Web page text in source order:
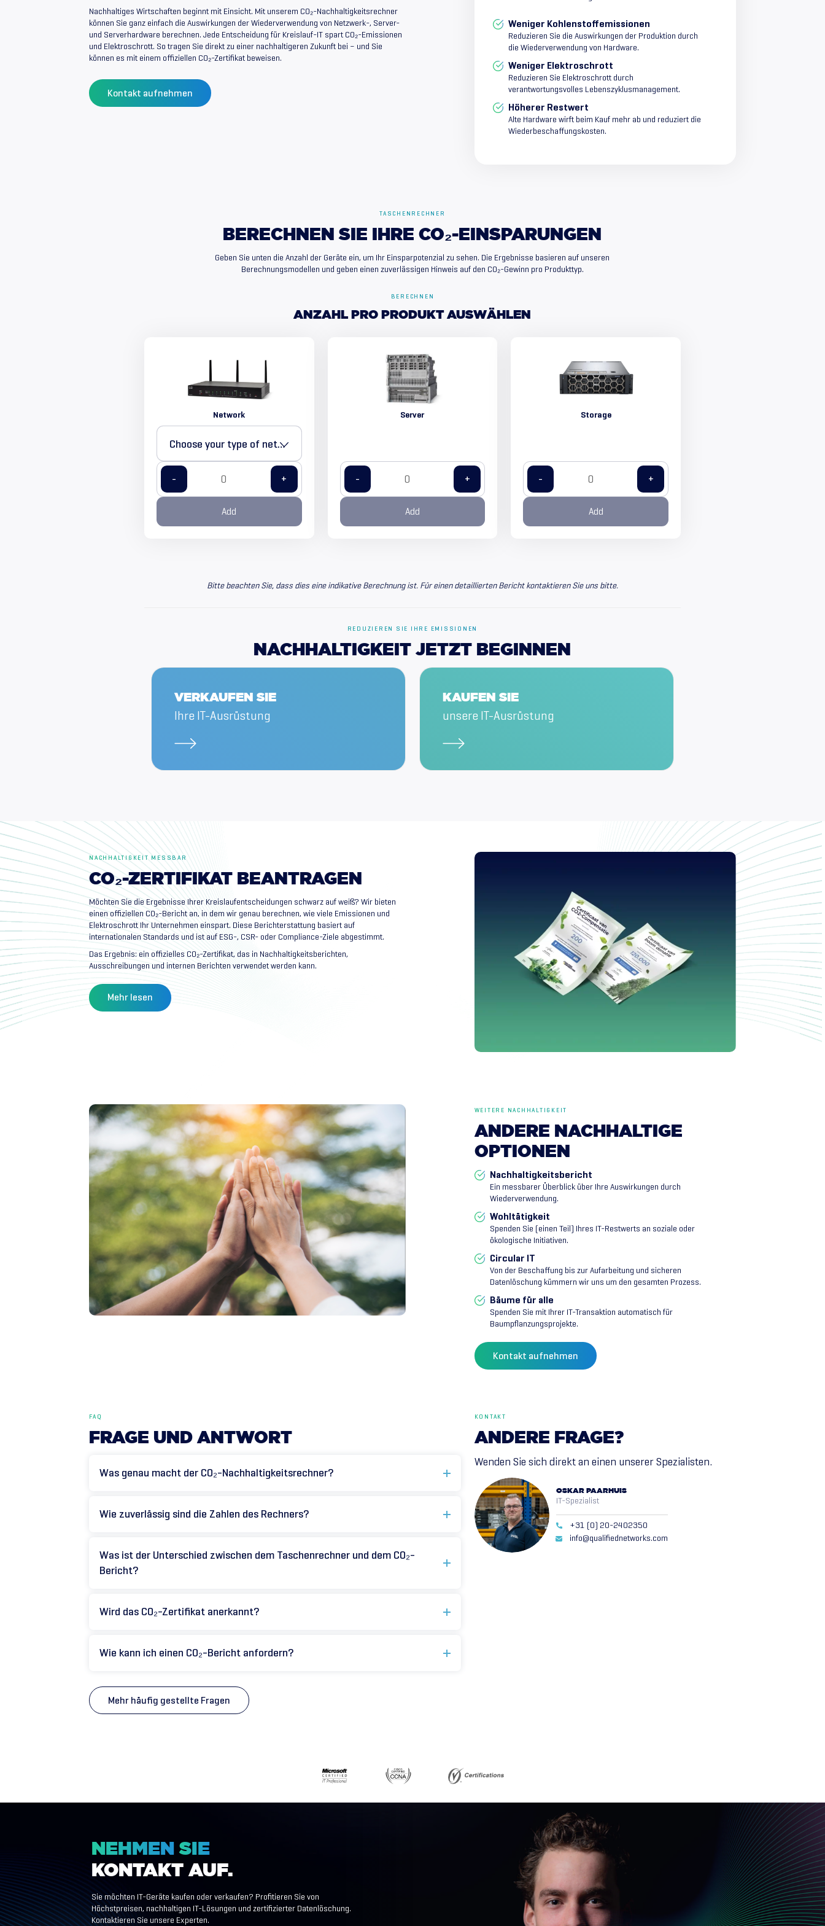
Nachhaltiges Wirtschaften beginnt mit Einsicht. Mit unserem CO₂-Nachhaltigkeitsrechner
können Sie ganz einfach die Auswirkungen der Wiederverwendung von Netzwerk-, Server-
und Serverhardware berechnen. Jede Entscheidung für Kreislauf-IT spart CO₂-Emissionen
und Elektroschrott. So tragen Sie direkt zu einer nachhaltigeren Zukunft bei – und Sie
können es mit einem offiziellen CO₂-Zertifikat beweisen.
Kontakt aufnehmen
Weniger Kohlenstoffemissionen
Reduzieren Sie die Auswirkungen der Produktion durch
die Wiederverwendung von Hardware.
Weniger Elektroschrott
Reduzieren Sie Elektroschrott durch
verantwortungsvolles Lebenszyklusmanagement.
Höherer Restwert
Alte Hardware wirft beim Kauf mehr ab und reduziert die
Wiederbeschaffungskosten.
TASCHENRECHNER
BERECHNEN SIE IHRE CO₂-EINSPARUNGEN
Geben Sie unten die Anzahl der Geräte ein, um Ihr Einsparpotenzial zu sehen. Die Ergebnisse basieren auf unseren
Berechnungsmodellen und geben einen zuverlässigen Hinweis auf den CO₂-Gewinn pro Produkttyp.
BERECHNEN
ANZAHL PRO PRODUKT AUSWÄHLEN
Network
Choose your type of network equipment
- +
Add
Server
- +
Add
Storage
- +
Add
This data is based on
Kilogram CO2 emissions reduced
Bitte beachten Sie, dass dies eine indikative Berechnung ist. Für einen detaillierten Bericht kontaktieren Sie uns bitte.
REDUZIEREN SIE IHRE EMISSIONEN
NACHHALTIGKEIT JETZT BEGINNEN
VERKAUFEN SIE
Ihre IT-Ausrüstung
KAUFEN SIE
unsere IT-Ausrüstung
NACHHALTIGKEIT MESSBAR
CO₂-ZERTIFIKAT BEANTRAGEN
Möchten Sie die Ergebnisse Ihrer Kreislaufentscheidungen schwarz auf weiß? Wir bieten
einen offiziellen CO₂-Bericht an, in dem wir genau berechnen, wie viele Emissionen und
Elektroschrott Ihr Unternehmen einspart. Diese Berichterstattung basiert auf
internationalen Standards und ist auf ESG-, CSR- oder Compliance-Ziele abgestimmt.
Das Ergebnis: ein offizielles CO₂-Zertifikat, das in Nachhaltigkeitsberichten,
Ausschreibungen und internen Berichten verwendet werden kann.
Mehr lesen
WEITERE NACHHALTIGKEIT
ANDERE NACHHALTIGE
OPTIONEN
Nachhaltigkeitsbericht
Ein messbarer Überblick über Ihre Auswirkungen durch
Wiederverwendung.
Wohltätigkeit
Spenden Sie (einen Teil) Ihres IT-Restwerts an soziale oder
ökologische Initiativen.
Circular IT
Von der Beschaffung bis zur Aufarbeitung und sicheren
Datenlöschung kümmern wir uns um den gesamten Prozess.
Bäume für alle
Spenden Sie mit Ihrer IT-Transaktion automatisch für
Baumpflanzungsprojekte.
Kontakt aufnehmen
FAQ
FRAGE UND ANTWORT
Was genau macht der CO₂-Nachhaltigkeitsrechner?
Wie zuverlässig sind die Zahlen des Rechners?
Was ist der Unterschied zwischen dem Taschenrechner und dem CO₂-
Bericht?
Wird das CO₂-Zertifikat anerkannt?
Wie kann ich einen CO₂-Bericht anfordern?
Mehr häufig gestellte Fragen
KONTAKT
ANDERE FRAGE?
Wenden Sie sich direkt an einen unserer Spezialisten.
OSKAR PAARHUIS
IT-Spezialist
+31 (0) 20-2402350
info@qualifiednetworks.com
NEHMEN SIE
KONTAKT AUF.
Sie möchten IT-Geräte kaufen oder verkaufen? Profitieren Sie von
Höchstpreisen, nachhaltigen IT-Lösungen und zertifizierter Datenlöschung.
Kontaktieren Sie unsere Experten.